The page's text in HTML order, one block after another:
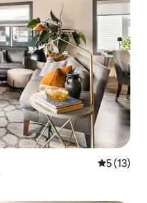
Prosečna
5 (13)